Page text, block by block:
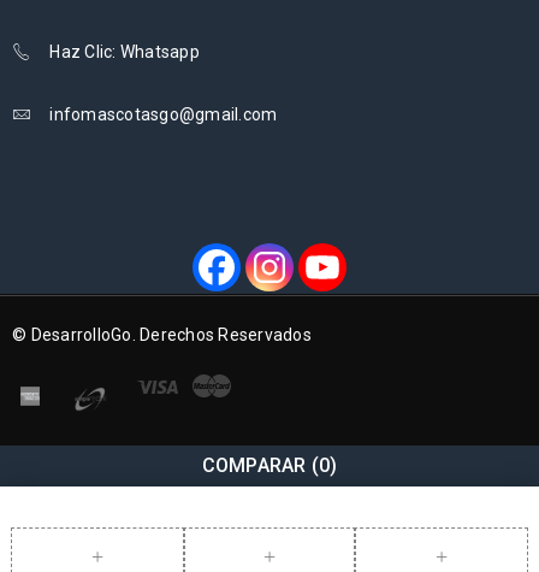
Haz Clic: Whatsapp
infomascotasgo@gmail.com
© DesarrolloGo. Derechos Reservados
COMPARAR (0)